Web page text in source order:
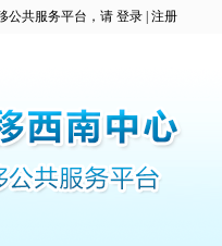
公共服务平台，请 登录 注册